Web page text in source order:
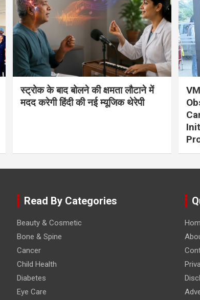
स्ट्रोक के बाद बोलने की क्षमता लौटाने में
मदद करेगी हिंदी की नई म्यूजिक थेरेपी
Read By Categories
Beauty & Cosmetic
Bone & Spine
Cancer
Child Health
Diabetes
Eye Care